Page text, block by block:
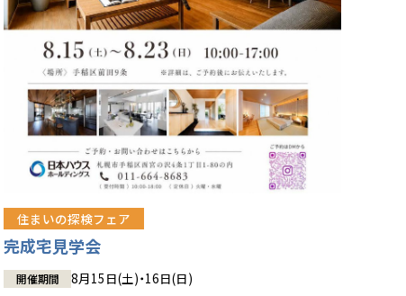
住まいの探検フェア
完成宅見学会
開催期間 8月15日(土)・16日(日)